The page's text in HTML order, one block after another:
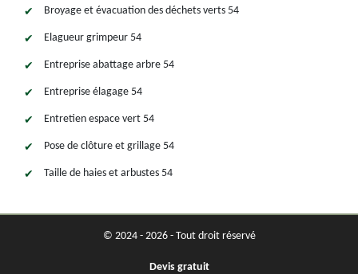
Broyage et évacuation des déchets verts 54
Elagueur grimpeur 54
Entreprise abattage arbre 54
Entreprise élagage 54
Entretien espace vert 54
Pose de clôture et grillage 54
Taille de haies et arbustes 54
© 2024 - 2026 - Tout droit réservé
Devis gratuit